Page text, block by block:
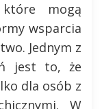
które mogą
wsparcia
Jednym z
jest to, że
dla osób z
W